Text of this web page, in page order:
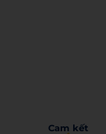
Cam kết